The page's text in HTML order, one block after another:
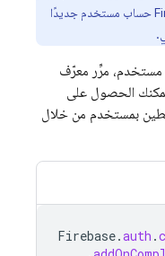
الخدمة نفسه بعد إلغاء الربط، ستنشئ Firebase حساب مستخدم جديدًا
مستخدم، مرِّر معرّف
الحصول على
بمستخدم من خلال
Firebase.auth .